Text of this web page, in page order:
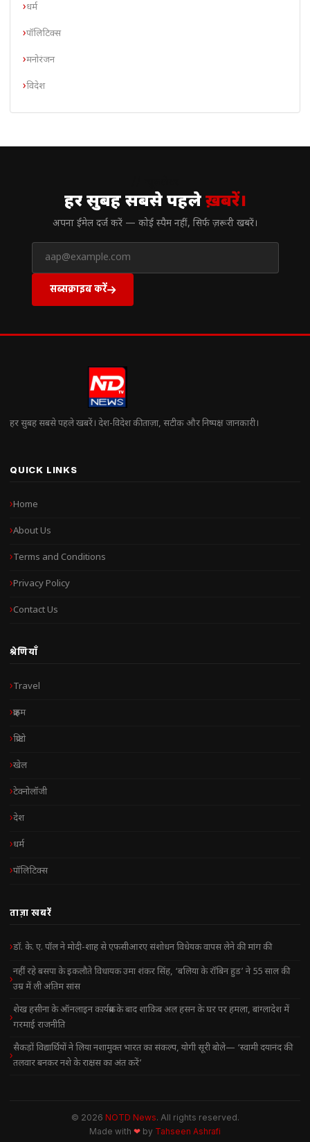
धर्म
पॉलिटिक्स
मनोरंजन
विदेश
हर सुबह सबसे पहलेख़बरें।
अपना ईमेल दर्ज करें — कोई स्पैम नहीं, सिर्फ ज़रूरी खबरें।
सब्सक्राइब करें
हर सुबह सबसे पहले खबरें। देश-विदेश की ताज़ा, सटीक और निष्पक्ष जानकारी।
QUICK LINKS
Home
About Us
Terms and Conditions
Privacy Policy
Contact Us
श्रेणियाँ
Travel
क्राइम
क्रिप्टो
खेल
टेक्नोलॉजी
देश
धर्म
पॉलिटिक्स
ताज़ा खबरें
डॉ. के. ए. पॉल ने मोदी-शाह से एफसीआरए संशोधन विधेयक वापस लेने की मांग की
नहीं रहे बसपा के इकलौते विधायक उमा शंकर सिंह, ‘बलिया के रॉबिन हुड’ ने 55 साल की
उम्र में ली अंतिम सांस
शेख हसीना के ऑनलाइन कार्यक्रम के बाद शाकिब अल हसन के घर पर हमला, बांग्लादेश में
गरमाई राजनीति
सैकड़ों विद्यार्थियों ने लिया नशामुक्त भारत का संकल्प, योगी सूरी बोले— ‘स्वामी दयानंद की
तलवार बनकर नशे के राक्षस का अंत करें’
© 2026 NOTD News. All rights reserved.
Made with ❤ by Tahseen Ashrafi